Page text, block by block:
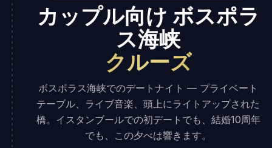
カップル向け ボスポラ
ス海峡
クルーズ
ボスポラス海峡でのデートナイト — プライベート
テーブル、ライブ音楽、頭上にライトアップされた
橋。イスタンブールでの初デートでも、結婚10周年
でも、この夕べは響きます。